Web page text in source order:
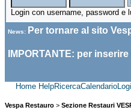
Login con username, password e
News: Per tornare al sito
IMPORTANTE: per
Home HelpRicercaCalendario
Vespa Restauro > Sezione Restauri